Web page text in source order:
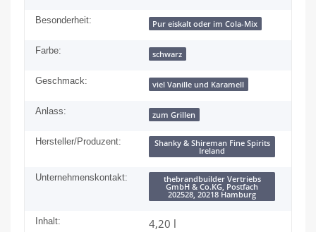
Besonderheit: Pur eiskalt oder im Cola-Mix
Farbe: schwarz
Geschmack: viel Vanille und Karamell
Anlass: zum Grillen
Hersteller/Produzent: Shanky & Shireman Fine Spirits
Ireland
Unternehmenskontakt: thebrandbuilder Vertriebs
GmbH & Co.KG, Postfach
202528, 20218 Hamburg
Inhalt: 4,20 l